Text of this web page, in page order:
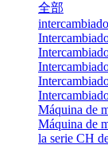
全部
Máquina de
Máquina de
la serie CH